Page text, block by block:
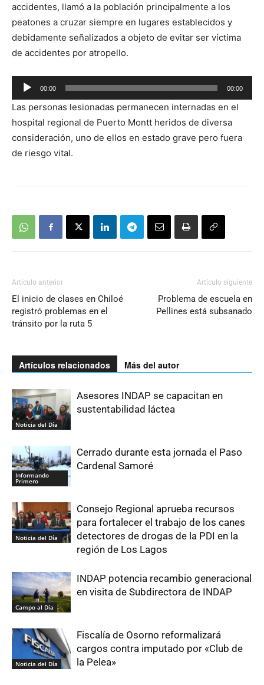
accidentes, llamó a la población principalmente a los
peatones a cruzar siempre en lugares establecidos y
debidamente señalizados a objeto de evitar ser víctima
de accidentes por atropello.
Reproductor
de
audio
00:00 00:00
Las personas lesionadas permanecen internadas en el
hospital regional de Puerto Montt heridos de diversa
consideración, uno de ellos en estado grave pero fuera
de riesgo vital.
Artículo anterior
El inicio de clases en Chiloé
registró problemas en el
tránsito por la ruta 5
Artículo siguiente
Problema de escuela en
Pellines está subsanado
Artículos relacionados Más del autor
Noticia del Día
Asesores INDAP se capacitan en
sustentabilidad láctea
Informando
Primero
Cerrado durante esta jornada el Paso
Cardenal Samoré
Noticia del Día
Consejo Regional aprueba recursos
para fortalecer el trabajo de los canes
detectores de drogas de la PDI en la
región de Los Lagos
Campo al Día
INDAP potencia recambio generacional
en visita de Subdirectora de INDAP
Noticia del Día
Fiscalía de Osorno reformalizará
cargos contra imputado por «Club de
la Pelea»